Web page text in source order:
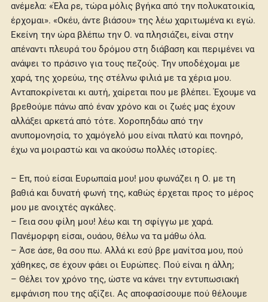
ανέμελα: «Έλα ρε, τώρα μόλις βγήκα από την πολυκατοικία,
έρχομαι». «Οκέυ, άντε βιάσου» της λέω χαριτωμένα κι εγώ.
Εκείνη την ώρα βλέπω την Ο. να πλησιάζει, είναι στην
απέναντι πλευρά του δρόμου στη διάβαση και περιμένει να
ανάψει το πράσινο για τους πεζούς. Την υποδέχομαι με
χαρά, της χορεύω, της στέλνω φιλιά με τα χέρια μου.
Ανταποκρίνεται κι αυτή, χαίρεται που με βλέπει. Έχουμε να
βρεθούμε πάνω από έναν χρόνο και οι ζωές μας έχουν
αλλάξει αρκετά από τότε. Χοροπηδάω από την
ανυπομονησία, το χαμόγελό μου είναι πλατύ και πονηρό,
έχω να μοιραστώ και να ακούσω πολλές ιστορίες.
– Επ, πού είσαι Ευρωπαία μου! μου φωνάζει η Ο. με τη
βαθιά και δυνατή φωνή της, καθώς έρχεται προς το μέρος
μου με ανοιχτές αγκάλες.
– Γεια σου φίλη μου! λέω και τη σφίγγω με χαρά.
Πανέμορφη είσαι, ουάου, θέλω να τα μάθω όλα.
– Άσε άσε, θα σου πω. Αλλά κι εσύ βρε μανίτσα μου, πού
χάθηκες, σε έχουν φάει οι Ευρώπες. Πού είναι η άλλη;
– Θέλει τον χρόνο της, ώστε να κάνει την εντυπωσιακή
εμφάνιση που της αξίζει. Ας αποφασίσουμε πού θέλουμε